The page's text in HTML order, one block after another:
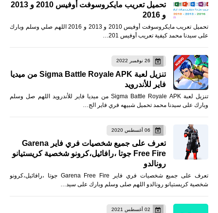
تحميل تعريب مايكروسوفت أوفيس 2010 و 2013
و 2016
تحميل تعريب مايكروسوفت أوفيس 2010 و 2013 و 2016 اللهم صلي وسلم وبارك
على سيدنا محمد كيفية تعريب أوفيس 201…
26 نوفمبر 2022
تنزيل لعبة Sigma Battle Royale APK من ميديا
فاير للأندرويد
تنزيل لعبة Sigma Battle Royale APK من ميديا فاير للأندرويد اللهم صل وسلم
وبارك على سيدنا محمد تحميل شبيهه فري فاير الج…
06 أغسطس 2020
تعرف على جميع شخصيات فري فاير Garena
Free Fire جوتا ،رافائيل،كرونو شخصية كريستيانو
رونالدو
تعرف على جميع شخصيات فري فاير Garena Free Fire جوتا ،رافائيل،كرونو
شخصية كريستيانو رونالدو اللهم صلى وسلم وبارك على سيد…
02 أغسطس 2021